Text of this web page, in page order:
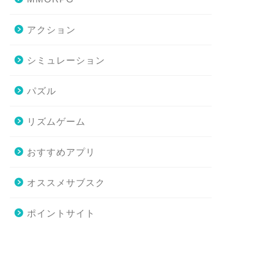
アクション
シミュレーション
パズル
リズムゲーム
おすすめアプリ
オススメサブスク
ポイントサイト